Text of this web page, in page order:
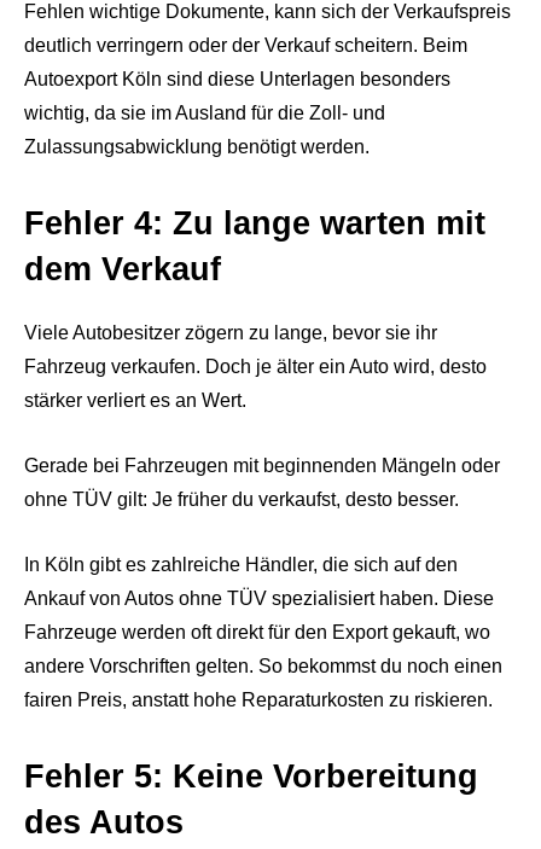
Fehlen wichtige Dokumente, kann sich der Verkaufspreis
deutlich verringern oder der Verkauf scheitern. Beim
Autoexport Köln sind diese Unterlagen besonders
wichtig, da sie im Ausland für die Zoll- und
Zulassungsabwicklung benötigt werden.
Fehler 4: Zu lange warten mit
dem Verkauf
Viele Autobesitzer zögern zu lange, bevor sie ihr
Fahrzeug verkaufen. Doch je älter ein Auto wird, desto
stärker verliert es an Wert.
Gerade bei Fahrzeugen mit beginnenden Mängeln oder
ohne TÜV gilt: Je früher du verkaufst, desto besser.
In Köln gibt es zahlreiche Händler, die sich auf den
Ankauf von Autos ohne TÜV spezialisiert haben. Diese
Fahrzeuge werden oft direkt für den Export gekauft, wo
andere Vorschriften gelten. So bekommst du noch einen
fairen Preis, anstatt hohe Reparaturkosten zu riskieren.
Fehler 5: Keine Vorbereitung
des Autos